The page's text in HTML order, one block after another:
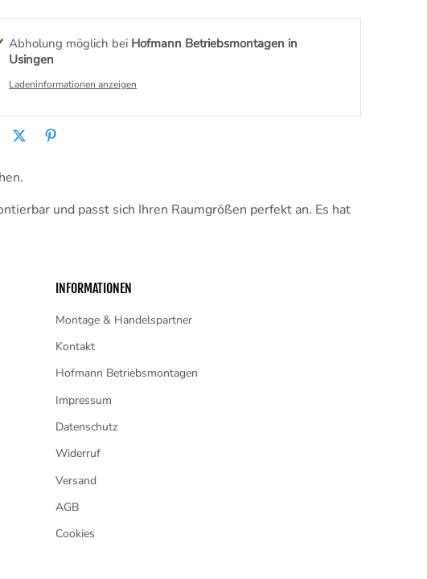
Abholung möglich bei Hofmann Betriebsmontagen in
Usingen
Ladeninformationen anzeigen
und passt sich Ihren Raumgrößen perfekt an. Es hat
INFORMATIONEN
Montage & Handelspartner
Kontakt
Hofmann Betriebsmontagen
Impressum
Datenschutz
Widerruf
Versand
AGB
Cookies